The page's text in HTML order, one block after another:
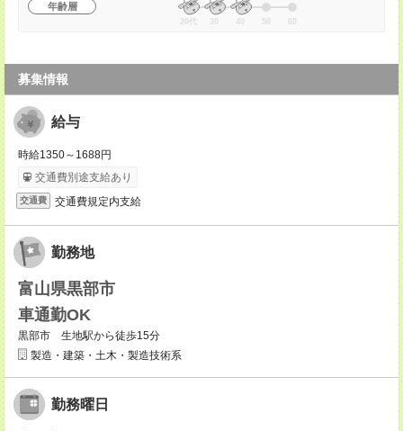
年齢層
20代 30 40 50 60
募集情報
給与
時給1350～1688円
交通費別途支給あり
交通費 交通費規定内支給
勤務地
富山県黒部市
車通勤OK
黒部市 生地駅から徒歩15分
製造・建築・土木・製造技術系
勤務曜日